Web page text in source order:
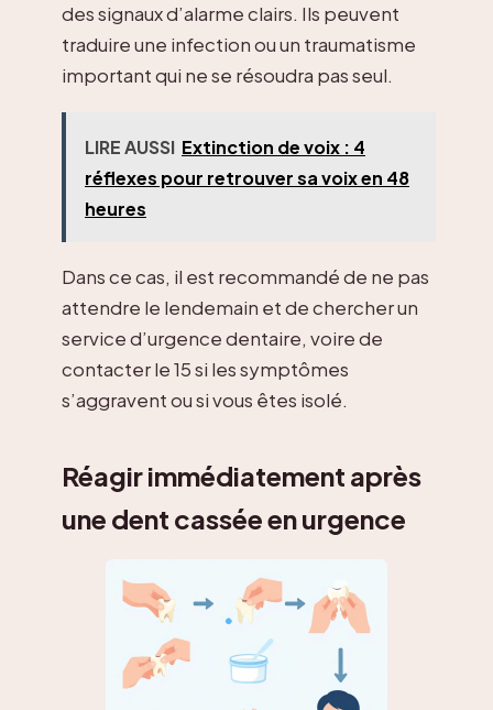
des signaux d’alarme clairs. Ils peuvent
traduire une infection ou un traumatisme
important qui ne se résoudra pas seul.
LIRE AUSSI Extinction de voix : 4
réflexes pour retrouver sa voix en 48
heures
Dans ce cas, il est recommandé de ne pas
attendre le lendemain et de chercher un
service d’urgence dentaire, voire de
contacter le 15 si les symptômes
s’aggravent ou si vous êtes isolé.
Réagir immédiatement après
une dent cassée en urgence